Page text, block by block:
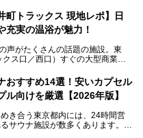
イルの銭湯です。
デザイナーズ銭湯」や「ネオ銭
らがどんな銭湯なのか、その気に
おすすめの順番で一挙にご紹介
町トラックス 現地レポ】日
充実の温浴が魅力！
声がたくさんの話題の施設。東
ス口／西口）すぐの大型商業施
ニューオープン。施設の様子をレ
おすすめ14選！安いカプセル
ル向けを厳選【2026年版】
き合う東京都内には、24時間営
サウナ施設が数多くあります。